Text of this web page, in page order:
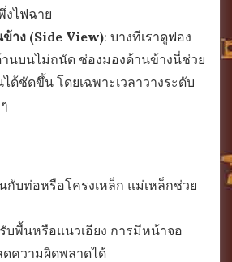
งไฟฉาย
าง (Side View): บางทีเราดูฟอง
นบนไม่ถนัด ช่องมองด้านข้างนี่ช่วย
ด้ชัดขึ้น โดยเฉพาะเวลาวางระดับ
บท่อหรือโครงเหล็ก แม่เหล็กช่วย
บพื้นหรือแนวเอียง การมีหน้าจอ
ความผิดพลาดได้